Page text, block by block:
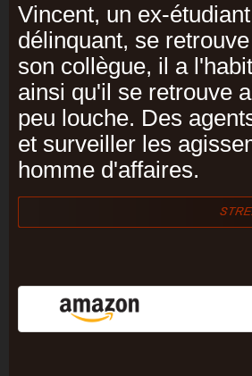
Vincent, un ex-
délinquant, se
son collègue, il a
ainsi qu'il se retrouve
peu louche. Des
et surveiller les
homme d'affaires.